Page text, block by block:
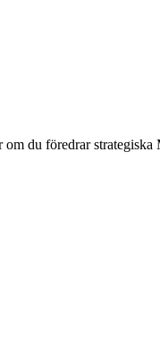
om du föredrar